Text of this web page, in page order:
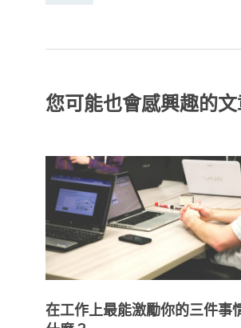
o
k
g b
您可能也會感興趣的
在工作上最能激勵你的三件事